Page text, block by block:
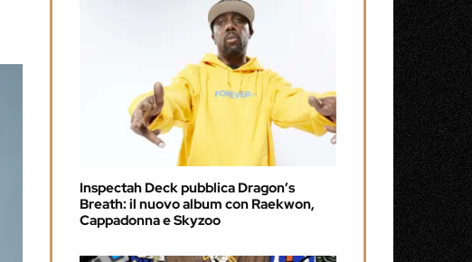
Inspectah Deck pubblica Dragon’s
Breath: il nuovo album con Raekwon,
Cappadonna e Skyzoo